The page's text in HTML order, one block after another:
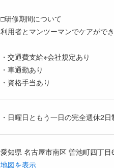
□研修期間について
利用者とマンツーマンでケアがで
・交通費支給※会社規定あり
・車通勤あり
・資格手当あり
・日曜日ともう一日の完全週休2日
愛知県 名古屋市南区 曽池町四丁目
地図を表示